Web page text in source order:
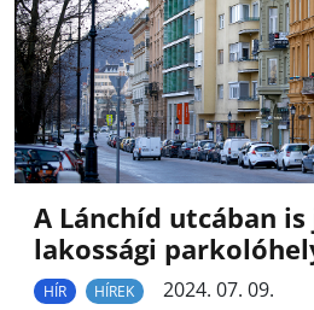
A Lánchíd utcában
lakossági
HÍR HÍREK
2024. 07. 09.